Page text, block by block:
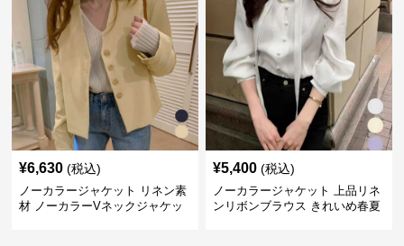
¥6,630 (税込)
ノーカラージャケット リネン素
材 ノーカラーVネックジャケッ
¥5,400 (税込)
ノーカラージャケット 上品リネ
ンリボンブラウス きれいめ春夏